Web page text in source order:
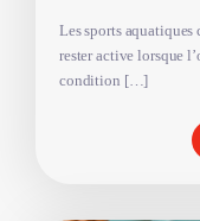
Les sports
rester active lorsque
condition […]